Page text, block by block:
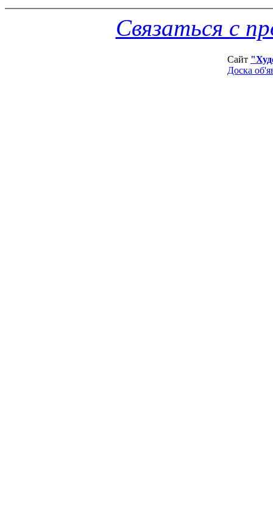
Связаться с
Сайт
Доска